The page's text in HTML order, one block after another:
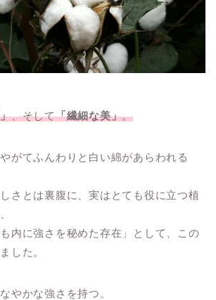
、そして「繊細な美」。
がてふんわりと白い綿があらわれる
さとは裏腹に、実はとても役に立つ植
も内に強さを秘めた存在」として、この
した。
やかな強さを持つ。